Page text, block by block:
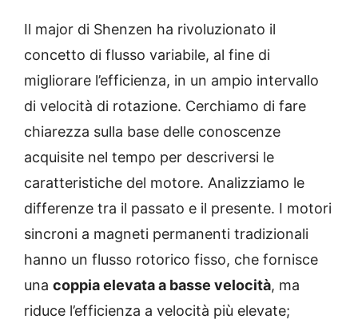
Il major di Shenzen ha rivoluzionato il
concetto di flusso variabile, al fine di
migliorare l’efficienza, in un ampio intervallo
di velocità di rotazione. Cerchiamo di fare
chiarezza sulla base delle conoscenze
acquisite nel tempo per descriversi le
caratteristiche del motore. Analizziamo le
differenze tra il passato e il presente. I motori
sincroni a magneti permanenti tradizionali
hanno un flusso rotorico fisso, che fornisce
una coppia elevata a basse velocità, ma
riduce l’efficienza a velocità più elevate;